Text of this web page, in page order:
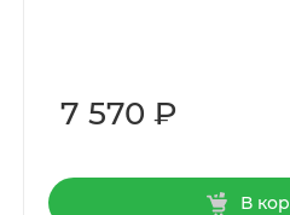
7 570 ₽
В